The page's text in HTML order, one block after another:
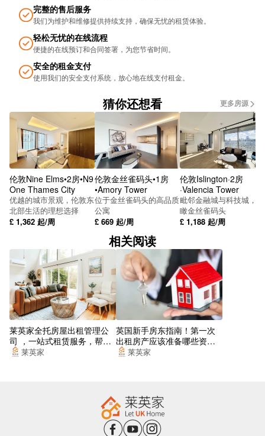
SUBWAY
Arora Hotel (Stop SG)
Portland Buildings
Science Museum
Parsonage Stop NC
Blackfriars Bridge
Westerley Slip Rd
SUBWAY
Dickinson St
Hulme Park
SUBWAY
St Mary's Gate
Salford Stn Stop WV
SUBWAY
完整的售后服务
我们为维护和维修提供持续支持，确保无忧的租​​赁体验。
轻松无忧的在线流程
便捷的在线预订和合同签署，为您节省时间。
安全的租金支付
使用我们的安全支付系统，放心地在线支付租金。
猜你还想看 更多房源
伦敦Nine Elms•2房•N9
One Thames City
优越的城市景观，伦敦东
北部生活的理想选择
£ 1,362 起/周
伦敦金丝雀码头•1房
•Amory Tower
位于金丝雀码头的高品质
公寓
£ 669 起/周
伦敦Islington·2房
·Valencia Tower
毗邻金融城与科技城，俯
瞰金丝雀码头
£ 1,188 起/周
相关阅读
莱英家全托房屋出租管理公
司 ，一站式租赁服务，帮你
找到梦想的居所
莱英家
英国新手房东指南！第一次
出租房产应该准备哪些资
料？莱英家